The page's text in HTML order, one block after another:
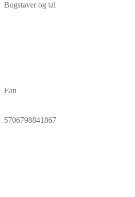
Bogstaver og tal
Ean
5706798841867